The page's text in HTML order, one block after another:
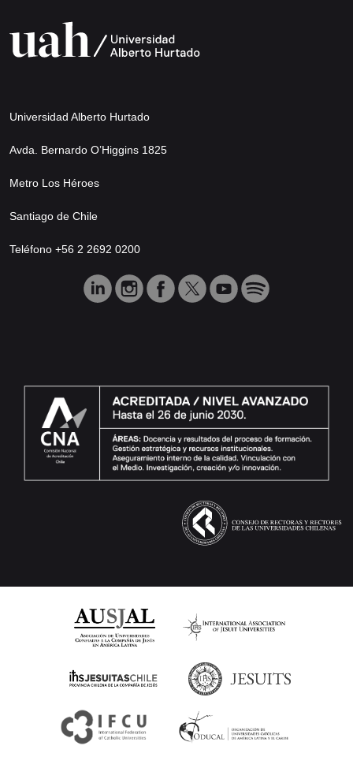
Universidad Alberto Hurtado
Avda. Bernardo O’Higgins 1825
Metro Los Héroes
Santiago de Chile
Teléfono +56 2 2692 0200